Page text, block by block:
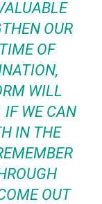
OUR
OF
WILL
IF WE CAN
IN THE
OUT